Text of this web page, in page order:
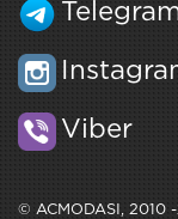
Viber
© ACMODASI, 2010